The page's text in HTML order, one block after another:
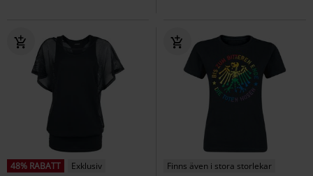
48% RABATT
Exklusiv
Finns även i stora storlekar